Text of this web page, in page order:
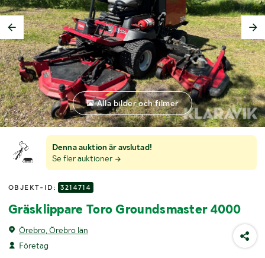
Denna auktion är avslutad!
Se fler auktioner
OBJEKT-ID: 3214714
Gräsklippare Toro Groundsmaster 4000
Örebro, Örebro län
Företag
Alla bilder och filmer